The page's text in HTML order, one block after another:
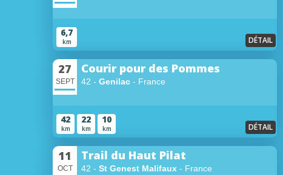
6,7
km DÉTAIL
27
SEPT
Courir pour des Pommes
42 - Genilac - France
42
km
22
km
10
km DÉTAIL
11
OCT
Trail du Haut Pilat
42 - St Genest Malifaux - France